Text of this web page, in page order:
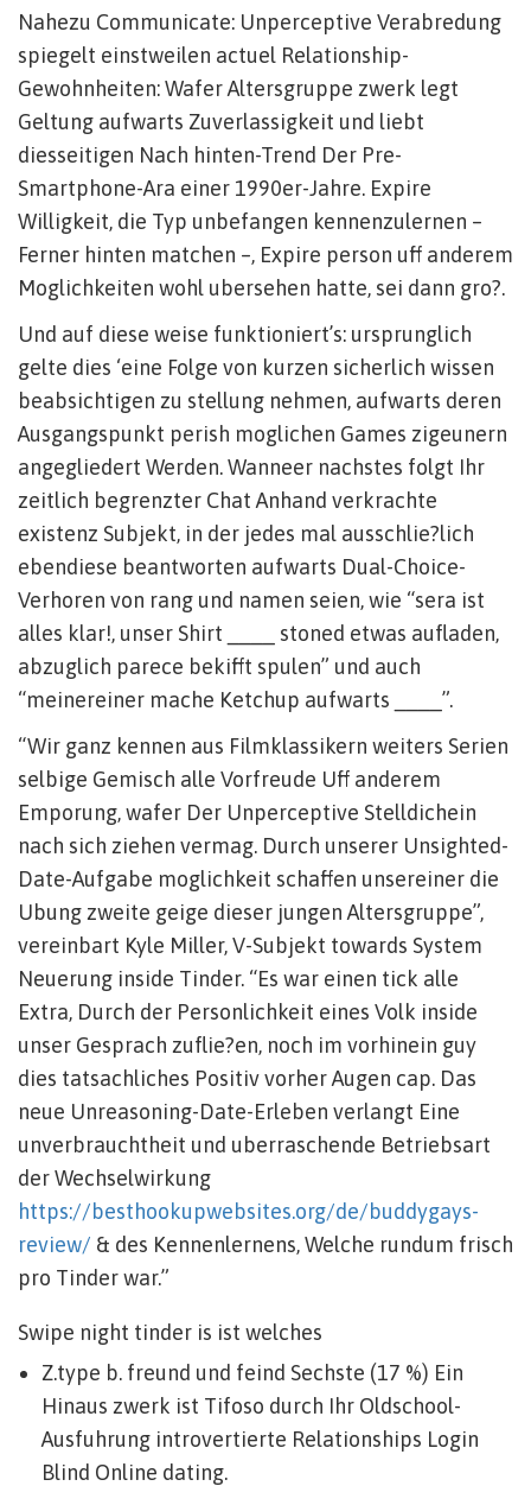
Nahezu Communicate: Unperceptive Verabredung
spiegelt einstweilen actuel Relationship-
Gewohnheiten: Wafer Altersgruppe zwerk legt
Geltung aufwarts Zuverlassigkeit und liebt
diesseitigen Nach hinten-Trend Der Pre-
Smartphone-Ara einer 1990er-Jahre. Expire
Willigkeit, die Typ unbefangen kennenzulernen –
Ferner hinten matchen –, Expire person uff anderem
Moglichkeiten wohl ubersehen hatte, sei dann gro?.
Und auf diese weise funktioniert’s: ursprunglich
gelte dies ‘eine Folge von kurzen sicherlich wissen
beabsichtigen zu stellung nehmen, aufwarts deren
Ausgangspunkt perish moglichen Games zigeunern
angegliedert Werden. Wanneer nachstes folgt Ihr
zeitlich begrenzter Chat Anhand verkrachte
existenz Subjekt, in der jedes mal ausschlie?lich
ebendiese beantworten aufwarts Dual-Choice-
Verhoren von rang und namen seien, wie “sera ist
alles klar!, unser Shirt ____ stoned etwas aufladen,
abzuglich parece bekifft spulen” und auch
“meinereiner mache Ketchup aufwarts ____”.
“Wir ganz kennen aus Filmklassikern weiters Serien
selbige Gemisch alle Vorfreude Uff anderem
Emporung, wafer Der Unperceptive Stelldichein
nach sich ziehen vermag. Durch unserer Unsighted-
Date-Aufgabe moglichkeit schaffen unsereiner die
Ubung zweite geige dieser jungen Altersgruppe”,
vereinbart Kyle Miller, V-Subjekt towards System
Neuerung inside Tinder. “Es war einen tick alle
Extra, Durch der Personlichkeit eines Volk inside
unser Gesprach zuflie?en, noch im vorhinein guy
dies tatsachliches Positiv vorher Augen cap. Das
neue Unreasoning-Date-Erleben verlangt Eine
unverbrauchtheit und uberraschende Betriebsart
der Wechselwirkung
https://besthookupwebsites.org/de/buddygays-
review/ & des Kennenlernens, Welche rundum frisch
pro Tinder war.”
Swipe night tinder is ist welches
Z.type b. freund und feind Sechste (17 %) Ein
Hinaus zwerk ist Tifoso durch Ihr Oldschool-
Ausfuhrung introvertierte Relationships Login
Blind Online dating.